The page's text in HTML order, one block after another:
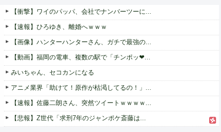
【衝撃】ワイのパッパ、会社でナンバーツーに...
【速報】ひろゆき、離婚へｗｗｗ
【画像】ハンターハンターさん、ガチで最強の...
【動画】福岡の電車、複数の駅で「チンポッ❤...
みいちゃん、セコカンになる
アニメ業界「助けて！原作が枯渇してるの！」...
【速報】佐藤二朗さん、突然ツイートｗｗｗｗ...
【悲報】Z世代「求刑7年のジャンポケ斎藤は...